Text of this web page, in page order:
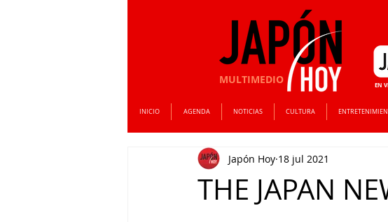
MULTIMEDIO
INICIO AGENDA NOTICIAS CULTURA
EN
THE JAPAN
Japón Hoy 18 jul 2021